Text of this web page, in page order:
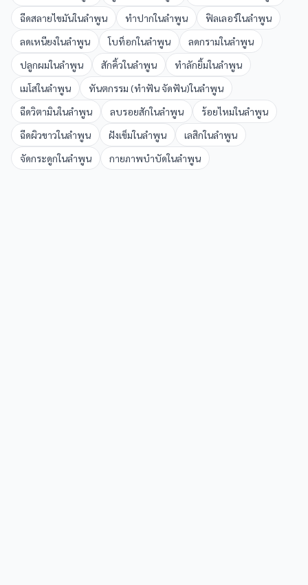
ฉีดสลายไขมันในลำพูน ทำปากในลำพูน ฟิลเลอร์ในลำพูน
ลดเหนียงในลำพูน โบท็อกในลำพูน ลดกรามในลำพูน
ปลูกผมในลำพูน สักคิ้วในลำพูน ทำลักยิ้มในลำพูน
เมโสในลำพูน ทันตกรรม (ทำฟัน จัดฟัน)ในลำพูน
ฉีดวิตามินในลำพูน ลบรอยสักในลำพูน ร้อยไหมในลำพูน
ฉีดผิวขาวในลำพูน ฝังเข็มในลำพูน เลสิกในลำพูน
จัดกระดูกในลำพูน กายภาพบำบัดในลำพูน